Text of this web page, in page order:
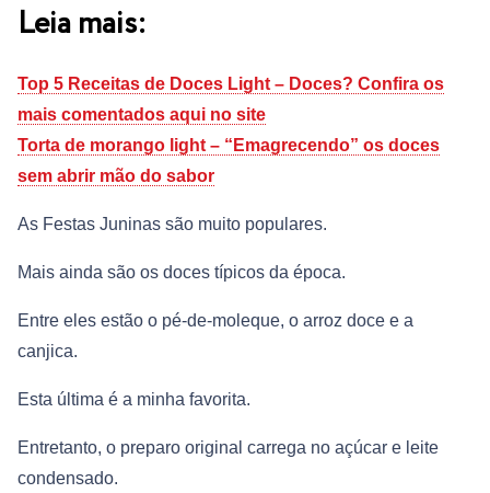
Leia mais:
Top 5 Receitas de Doces Light – Doces? Confira os
mais comentados aqui no site
Torta de morango light – “Emagrecendo” os doces
sem abrir mão do sabor
As Festas Juninas são muito populares.
Mais ainda são os doces típicos da época.
Entre eles estão o pé-de-moleque, o arroz doce e a
canjica.
Esta última é a minha favorita.
Entretanto, o preparo original carrega no açúcar e leite
condensado.